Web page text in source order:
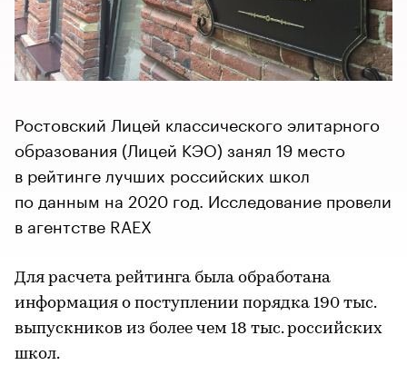
Ростовский Лицей классического элитарного
образования (Лицей КЭО) занял 19 место
в рейтинге лучших российских школ
по данным на 2020 год. Исследование провели
в агентстве RAEX
Для расчета рейтинга была обработана
информация о поступлении порядка 190 тыс.
выпускников из более чем 18 тыс. российских
школ.